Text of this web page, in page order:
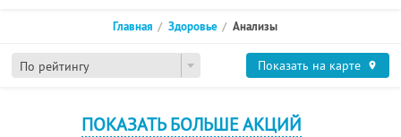
По рейтингу
Главная Здоровье Анализы
Показать на карте
ПОКАЗАТЬ БОЛЬШЕ АКЦИЙ